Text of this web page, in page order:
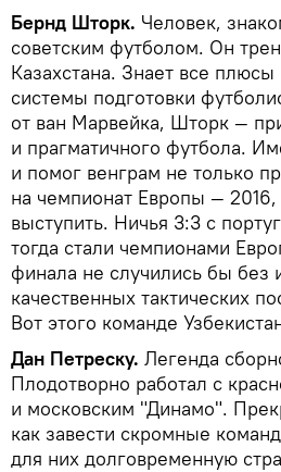
Бернд Шторк. Человек,
советским футболом. Он
Казахстана. Знает все
системы подготовки
от ван Марвейка, Шторк —
и прагматичного футбола.
и помог венграм не только
на чемпионат Европы —
выступить. Ничья 3:3 с
тогда стали чемпионами
финала не случились бы без
качественных тактических
Вот этого команде
Дан Петреску. Легенда
Плодотворно работал с
и московским "Динамо".
как завести скромные
для них долговременную